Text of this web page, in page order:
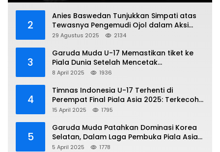
2
Anies Baswedan Tunjukkan Simpati atas
Tewasnya Pengemudi Ojol dalam Aksi
Demo
29 Agustus 2025 2134
3
Garuda Muda U-17 Memastikan tiket ke
Piala Dunia Setelah Mencetak
Kemenangan Gemilang atas Yaman 4-1 di
8 April 2025 1936
4
Timnas Indonesia U-17 Terhenti di
Perempat Final Piala Asia 2025: Terkecoh
Korea Utara
15 April 2025 1795
5
Garuda Muda Patahkan Dominasi Korea
Selatan, Dalam Laga Pembuka Piala Asia
2025 U-17
5 April 2025 1778